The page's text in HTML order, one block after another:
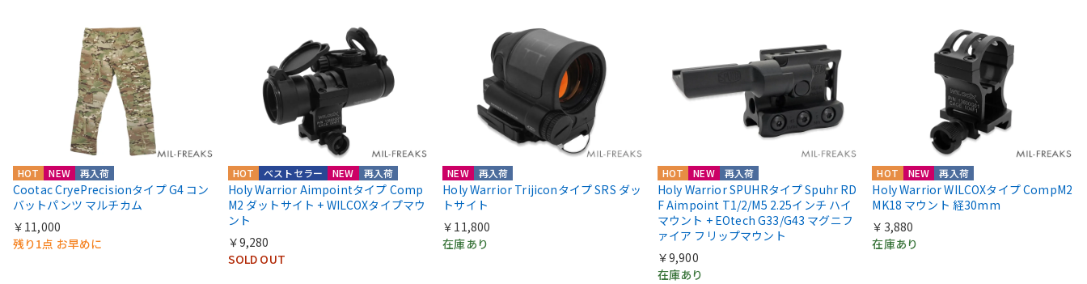
HOT NEW 再入荷
Cootac CryePrecisionタイプ G4 コン
バットパンツ マルチカム
￥11,000
残り1点 お早めに
HOT NEW 再入荷
ベストセラー
Holy Warrior Aimpointタイプ Comp
M2 ダットサイト + WILCOXタイプマウ
ント
￥9,280
SOLD OUT
NEW 再入荷
Holy Warrior Trijiconタイプ SRS ダッ
トサイト
￥11,800
在庫あり
HOT NEW 再入荷
Holy Warrior SPUHRタイプ Spuhr RD
F Aimpoint T1/2/M5 2.25インチ ハイ
マウント + EOtech G33/G43 マグニフ
ァイア フリップマウント
￥9,900
在庫あり
HOT NEW 再入荷
Holy Warrior WILCOXタイプ CompM2
MK18 マウント 経30mm
￥3,880
在庫あり